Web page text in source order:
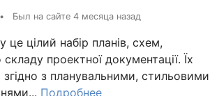
• Был на сайте 4 месяца назад
цілий набір планів, схем,
проектної документації. Їх
з планувальними, стильовими
Подробнее